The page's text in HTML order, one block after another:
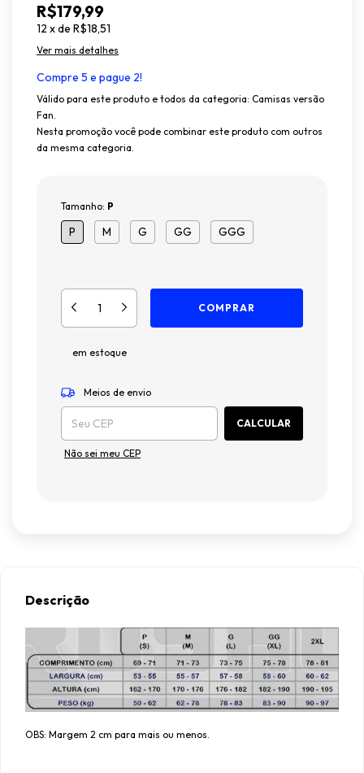
R$179,99
12 xde R$18,51
Ver mais detalhes
Compre 5 e pague 2!
Válido para este produto e todos da categoria: Camisas versão
Fan.
Nesta promoção você pode combinar este produto com outros
da mesma categoria.
Tamanho: P
P M G GG GGG
em estoque
Meios de envio
CALCULAR
Não sei meu CEP
Descrição
OBS: Margem 2 cm para mais ou menos.